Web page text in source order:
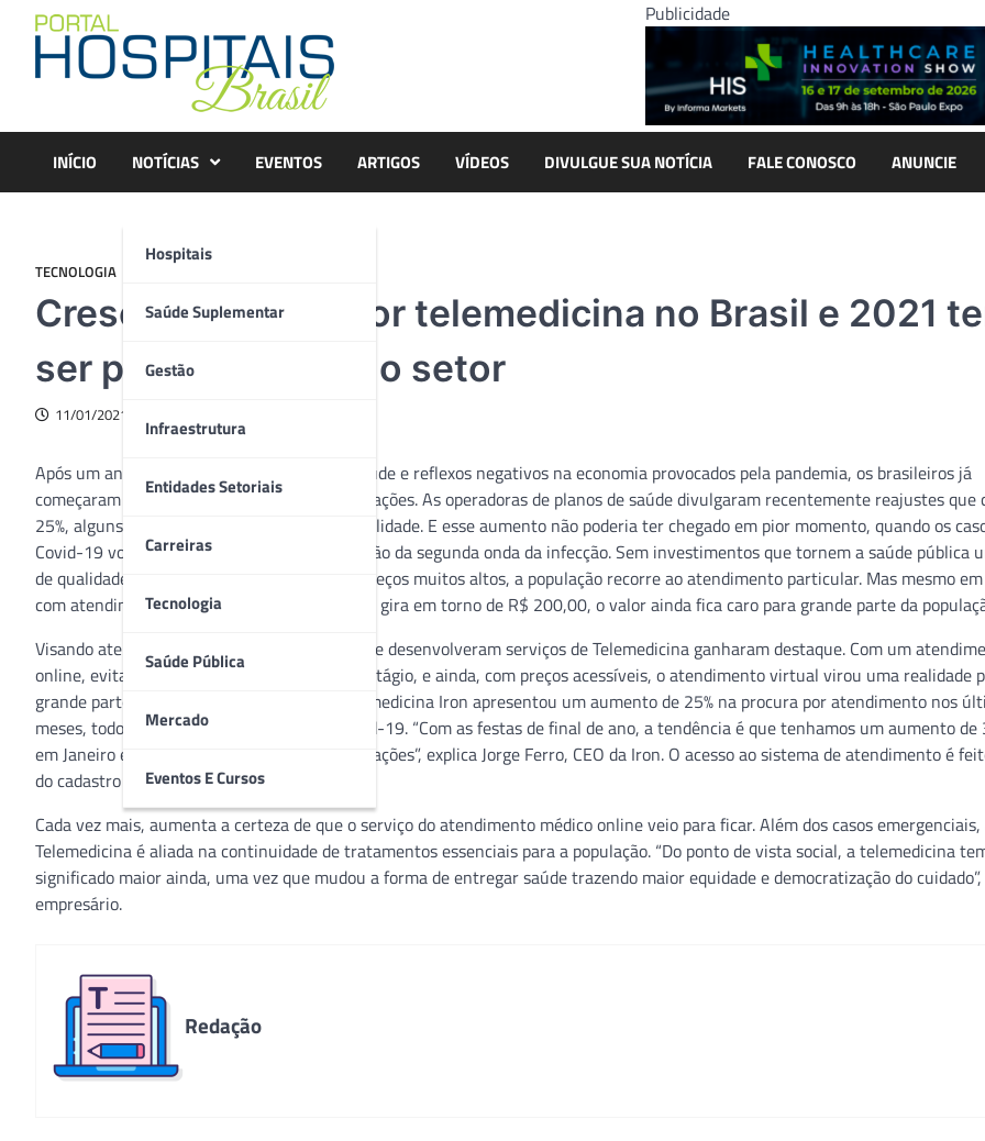
content
Publicidade
INÍCIO NOTÍCIAS
Hospitais
Saúde Suplementar
Gestão
Infraestrutura
Entidades Setoriais
Carreiras
Tecnologia
Saúde Pública
Mercado
Eventos E Cursos
EVENTOS ARTIGOS VÍDEOS DIVULGUE SUA NOTÍCIA FALE CONOSCO ANUNCIE
TECNOLOGIA
Cresce demanda por telemedicina no Brasil e 2021
ser promissor para o setor
11/01/2021
Após um ano atípico, com crise na área da saúde e reflexos negativos na economia provocados pela pandemia, os brasileiros já
começaram o novo ano com algumas preocupações. As operadoras de planos de saúde divulgaram recentemente reajustes que
25%, alguns quase dobrando o valor da mensalidade. E esse aumento não poderia ter chegado em pior momento, quando os
Covid-19 voltaram a subir no país, e notificação da segunda onda da infecção. Sem investimentos que tornem a saúde pública
de qualidade e um privado assistencial com preços muitos altos, a população recorre ao atendimento particular. Mas mesmo
com atendimento popular, onde uma consulta gira em torno de R$ 200,00, o valor ainda fica caro para grande parte da
Visando atender esse público, as empresas que desenvolveram serviços de Telemedicina ganharam destaque. Com um
online, evitando deslocamentos e risco de contágio, e ainda, com preços acessíveis, o atendimento virtual virou uma realidade
grande parte dos brasileiros. O Grupo de Telemedicina Iron apresentou um aumento de 25% na procura por atendimento nos
meses, todos relacionados a suspeita de Covid-19. “Com as festas de final de ano, a tendência é que tenhamos um aumento de
em Janeiro e Fevereiro por conta das aglomerações”, explica Jorge Ferro, CEO da Iron. O acesso ao sistema de atendimento é
do cadastro no siteon.iron.fit.
Cada vez mais, aumenta a certeza de que o serviço do atendimento médico online veio para ficar. Além dos casos emergenciais,
Telemedicina é aliada na continuidade de tratamentos essenciais para a população. “Do ponto de vista social, a telemedicina
significado maior ainda, uma vez que mudou a forma de entregar saúde trazendo maior equidade e democratização do
empresário.
Redação